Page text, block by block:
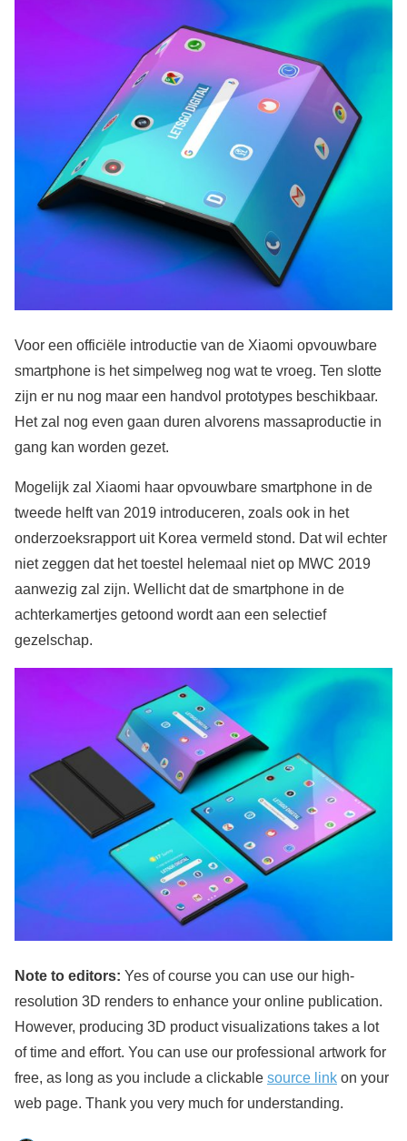
Voor een officiële introductie van de Xiaomi opvouwbare
smartphone is het simpelweg nog wat te vroeg. Ten slotte
zijn er nu nog maar een handvol prototypes beschikbaar.
Het zal nog even gaan duren alvorens massaproductie in
gang kan worden gezet.
Mogelijk zal Xiaomi haar opvouwbare smartphone in de
tweede helft van 2019 introduceren, zoals ook in het
onderzoeksrapport uit Korea vermeld stond. Dat wil echter
niet zeggen dat het toestel helemaal niet op MWC 2019
aanwezig zal zijn. Wellicht dat de smartphone in de
achterkamertjes getoond wordt aan een selectief
gezelschap.
Note to editors: Yes of course you can use our high-
resolution 3D renders to enhance your online publication.
However, producing 3D product visualizations takes a lot
of time and effort. You can use our professional artwork for
free, as long as you include a clickable source link on your
web page. Thank you very much for understanding.